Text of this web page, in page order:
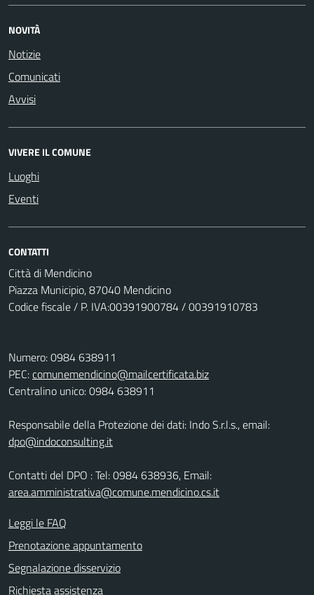
NOVITÀ
Notizie
Comunicati
Avvisi
VIVERE IL COMUNE
Luoghi
Eventi
CONTATTI
Città di Mendicino
Piazza Municipio, 87040 Mendicino
Codice fiscale / P. IVA:00391900784 / 00391910783
Numero: 0984 638911
PEC:comunemendicino@mailcertificata.biz
Centralino unico: 0984 638911
Responsabile della Protezione dei dati: Indo S.r.l.s., email:
dpo@indoconsulting.it
Contatti del DPO : Tel: 0984 638936, Email:
area.amministrativa@comune.mendicino.cs.it
Leggi le FAQ
Prenotazione appuntamento
Segnalazione disservizio
Richiesta assistenza